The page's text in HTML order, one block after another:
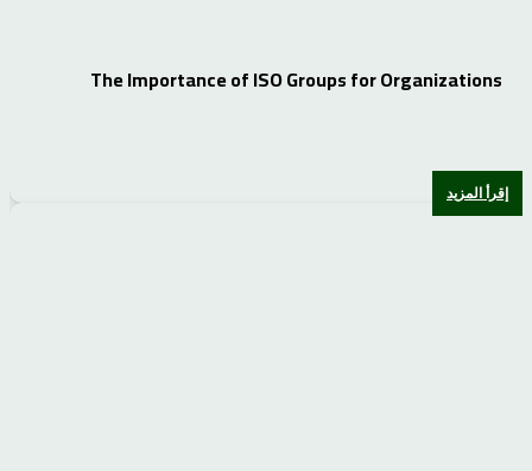
The Importance of ISO Groups for Organizations
إقرأ المزيد